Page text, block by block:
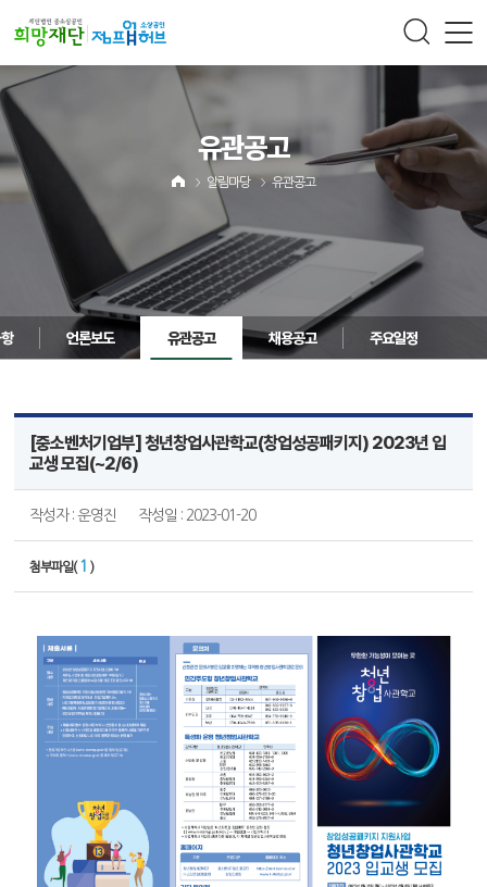
유관공고
알림마당 유관공고
언론보도 유관공고 채용공고 주요일정
[중소벤처기업부] 청년창업사관학교(창업성공패키지) 2023년 입
교생 모집(~2/6)
작성자 : 운영진 작성일 : 2023-01-20
첨부파일( 1 )